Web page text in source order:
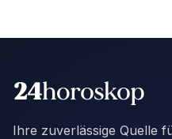
Ihre zuverlässige Quelle